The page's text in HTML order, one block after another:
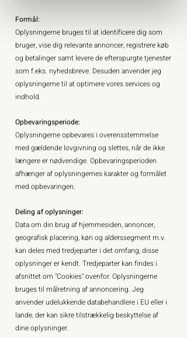
Formål:
Oplysningerne bruges til at identificere dig som
bruger, vise dig relevante annoncer, registrere køb
og betalinger samt levere de efterspurgte tjenester
som f.eks. nyhedsbreve. Desuden anvender jeg
oplysningerne til at optimere vores services og
indhold.
Opbevaringsperiode:
Oplysningerne opbevares i overensstemmelse
med gældende lovgivning og slettes, når de ikke
længere er nødvendige. Opbevaringsperioden
afhænger af oplysningernes karakter og formålet
med opbevaringen.
Deling af oplysninger:
Data om din brug af hjemmesiden, annoncer,
geografisk placering, køn og alderssegment m.v.
kan deles med tredjeparter i det omfang, disse
oplysninger er kendt. Tredjeparter kan findes i
afsnittet om "Cookies" ovenfor. Oplysningerne
bruges til målretning af annoncering. Jeg
anvender udelukkende databehandlere i EU eller i
lande, der kan sikre tilstrækkelig beskyttelse af
dine oplysninger.